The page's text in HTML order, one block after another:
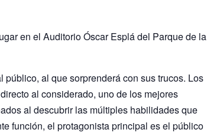
en el Auditorio Óscar Esplá del Parque de la
al que sorprenderá con sus trucos. Los
al considerado, uno de los mejores
al descubrir las múltiples habilidades que
función, el protagonista principal es el público